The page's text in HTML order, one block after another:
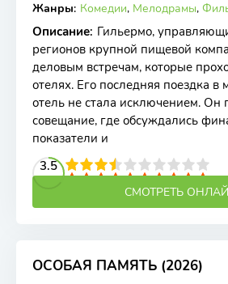
Жанры: Комедии, Мелодрамы,
Описание: Гильермо,
регионов крупной пищевой
деловым встречам, которые
отелях. Его последняя поездка в
отель не стала исключением. Он
совещание, где обсуждались
показатели и
3.5
4 5 6 7 8 9 10
СМОТРЕТЬ
ОСОБАЯ ПАМЯТЬ (2026)